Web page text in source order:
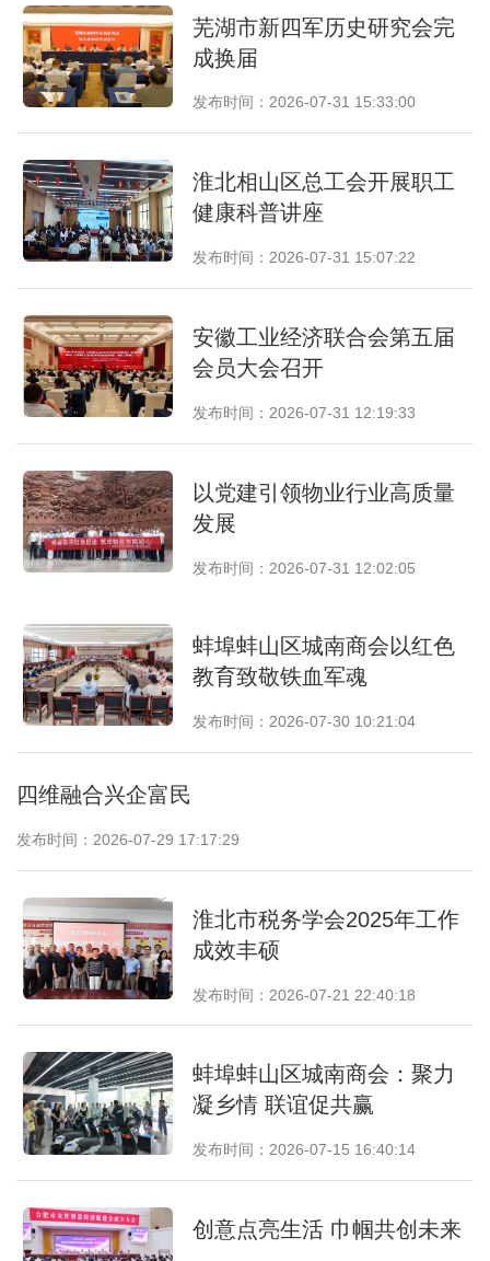
芜湖市新四军历史研究会完
成换届
发布时间：2026-07-31 15:33:00
淮北相山区总工会开展职工
健康科普讲座
发布时间：2026-07-31 15:07:22
安徽工业经济联合会第五届
会员大会召开
发布时间：2026-07-31 12:19:33
以党建引领物业行业高质量
发展
发布时间：2026-07-31 12:02:05
蚌埠蚌山区城南商会以红色
教育致敬铁血军魂
发布时间：2026-07-30 10:21:04
四维融合兴企富民
发布时间：2026-07-29 17:17:29
淮北市税务学会2025年工作
成效丰硕
发布时间：2026-07-21 22:40:18
蚌埠蚌山区城南商会：聚力
凝乡情 联谊促共赢
发布时间：2026-07-15 16:40:14
创意点亮生活 巾帼共创未来